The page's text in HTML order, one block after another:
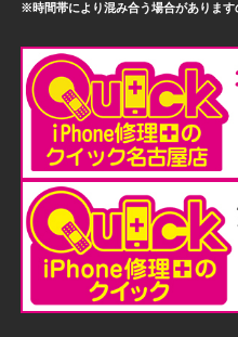
※時間帯により混み合う場合があります